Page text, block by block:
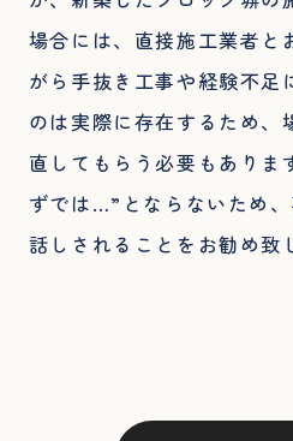
場合には、直接施工業者と
がら手抜き工事や経験不足
のは実際に存在するため、
直してもらう必要もありま
ずでは…”とならないため
話しされることをお勧め致